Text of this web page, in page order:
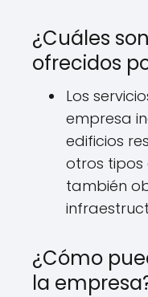
¿Cuáles
ofrecidos
Los
empresa
edificios
otros tipos
también
¿Cómo
la